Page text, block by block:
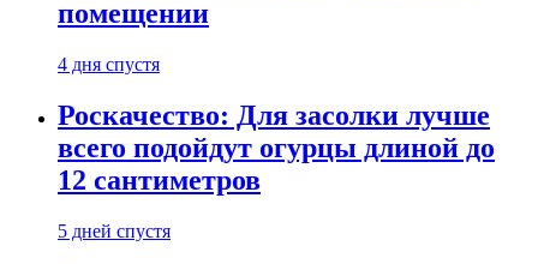
помещении
4 дня спустя
Роскачество: Для засолки лучше
всего подойдут огурцы длиной до
12 сантиметров
5 дней спустя